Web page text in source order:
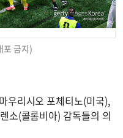
금지)
우리시오 포체티노(미국),
소(콜롬비아) 감독들의 의